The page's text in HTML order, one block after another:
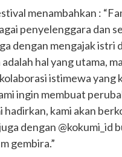
menambahkan :
penyelenggara dan
dengan mengajak istri
hal yang utama,
istimewa yang
ingin membuat
kami akan
dengan @kokumi_id
gembira.”